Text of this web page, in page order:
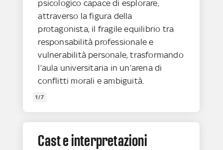
psicologico capace di esplorare,
attraverso la figura della
protagonista, il fragile equilibrio tra
responsabilità professionale e
vulnerabilità personale, trasformando
l’aula universitaria in un’arena di
conflitti morali e ambiguità.
1/7
Cast e interpretazioni